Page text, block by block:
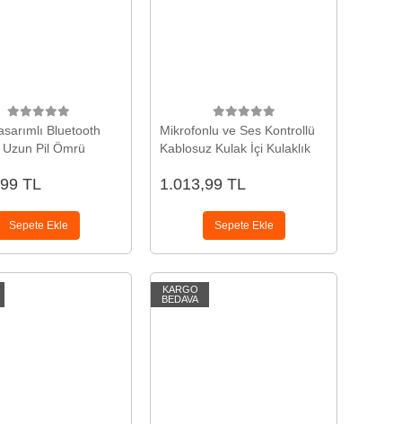
Bluetooth
Uzun Pil Ömrü
TL
Sepete Ekle
Mikrofonlu ve Ses Kontrollü
Kablosuz Kulak İçi Kulaklık
1.013,99 TL
Sepete Ekle
KARGO
BEDAVA